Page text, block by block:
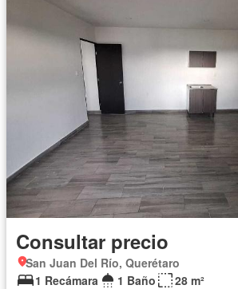
Consultar precio
San Juan Del Río, Querétaro
1 Recámara
1 Baño 28 m²